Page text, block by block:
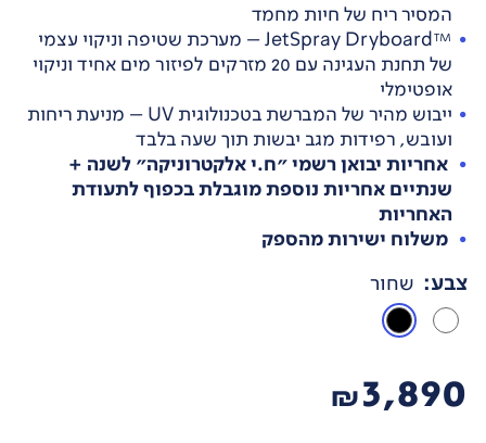
המסיר ריח של חיות מחמד
™JetSpray Dryboard – מערכת שטיפה וניקוי עצמי
של תחנת העגינה עם 20 מזרקים לפיזור מים אחיד וניקוי
אופטימלי
ייבוש מהיר של המברשת בטכנולוגית UV – מניעת ריחות
ועובש, רפידות מגב יבשות תוך שעה בלבד
אחריות יבואן רשמי "ח.י אלקטרוניקה" לשנה +
שנתיים אחריות נוספת מוגבלת בכפוף לתעודת
האחריות
משלוח ישירות מהספק
צבע: שחור
3,890
₪